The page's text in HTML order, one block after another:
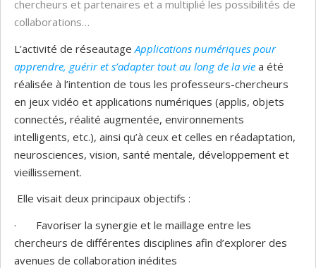
chercheurs et partenaires et a multiplié les possibilités de
collaborations…
L’activité de réseautage Applications numériques pour
apprendre, guérir et s’adapter tout au long de la vie a été
réalisée à l’intention de tous les professeurs-chercheurs
en jeux vidéo et applications numériques (applis, objets
connectés, réalité augmentée, environnements
intelligents, etc.), ainsi qu’à ceux et celles en réadaptation,
neurosciences, vision, santé mentale, développement et
vieillissement.
Elle visait deux principaux objectifs :
· Favoriser la synergie et le maillage entre les
chercheurs de différentes disciplines afin d’explorer des
avenues de collaboration inédites